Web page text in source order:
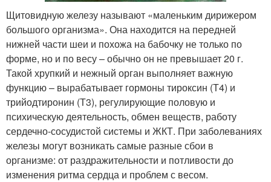
Щитовидную железу называют «маленьким дирижером
большого организма». Она находится на передней
нижней части шеи и похожа на бабочку не только по
форме, но и по весу – обычно он не превышает 20 г.
Такой хрупкий и нежный орган выполняет важную
функцию – вырабатывает гормоны тироксин (Т4) и
трийодтиронин (Т3), регулирующие половую и
психическую деятельность, обмен веществ, работу
сердечно-сосудистой системы и ЖКТ. При заболеваниях
железы могут возникать самые разные сбои в
организме: от раздражительности и потливости до
изменения ритма сердца и проблем с весом.